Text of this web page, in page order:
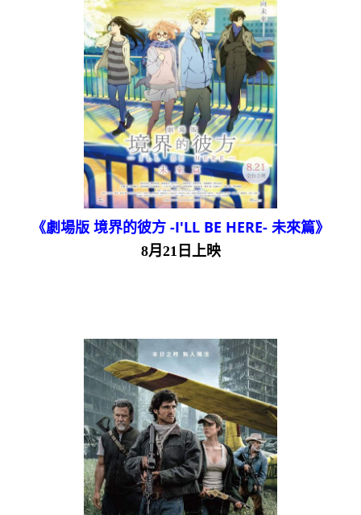
《劇場版 境界的彼方 -I'LL BE HERE- 未來篇》
8月21日上映